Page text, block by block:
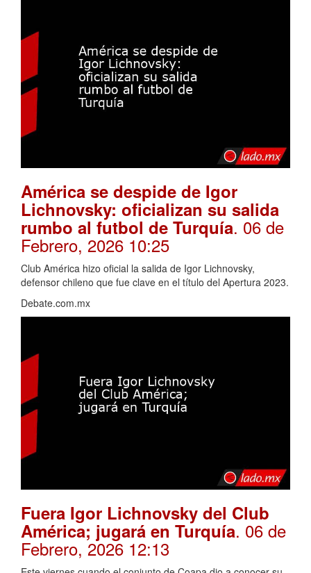
América se despide de Igor
Lichnovsky: oficializan su salida
rumbo al futbol de Turquía. 06 de
Febrero, 2026 10:25
Club América hizo oficial la salida de Igor Lichnovsky,
defensor chileno que fue clave en el título del Apertura 2023.
Debate.com.mx
Fuera Igor Lichnovsky del Club
América; jugará en Turquía. 06 de
Febrero, 2026 12:13